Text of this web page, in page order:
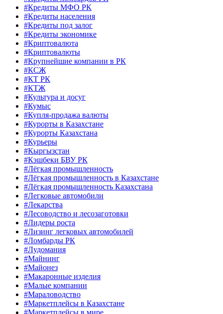
#Кредиты МФО РК
#Кредиты населения
#Кредиты под залог
#Кредиты экономике
#Криптовалюта
#Криптовалюты
#Крупнейшие компании в РК
#КСЖ
#КТ РК
#КТЖ
#Культура и досуг
#Кумыс
#Купля-продажа валюты
#Курорты в Казахстане
#Курорты Казахстана
#Курьеры
#Кыргызстан
#Кэшбеки БВУ РК
#Лёгкая промышленность
#Лёгкая промышленность в Казахстане
#Лёгкая промышленность Казахстана
#Легковые автомобили
#Лекарства
#Лесоводство и лесозаготовки
#Лидеры роста
#Лизинг легковых автомобилей
#Ломбарды РК
#Лудомания
#Майнинг
#Майонез
#Макаронные изделия
#Малые компании
#Мараловодство
#Маркетплейсы в Казахстане